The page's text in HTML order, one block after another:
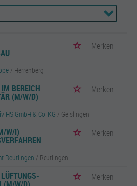
Merken
/ Herrenberg
BEREICH
(M/W/D)
Merken
HS GmbH & Co. KG / Geislingen
W/I) Merken
Reutlingen / Reutlingen
Merken